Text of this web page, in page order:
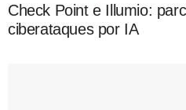
Check Point e Illumio:
ciberataques por IA